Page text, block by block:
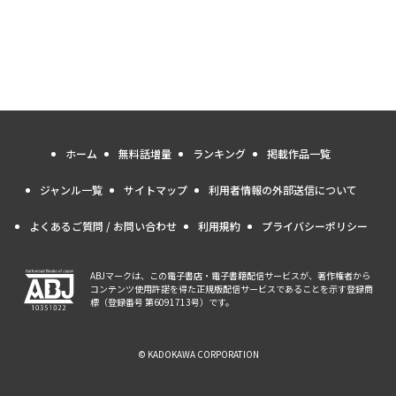
ホーム 無料話増量 ランキング 掲載作品一覧
ジャンル一覧 サイトマップ 利用者情報の外部送信について
よくあるご質問 / お問い合わせ 利用規約 プライバシーポリシー
ABJマークは、この電子書店・電子書籍配信サービスが、著作権者から
コンテンツ使用許諾を得た正規版配信サービスであることを示す登録商
標（登録番号 第6091713号）です。
© KADOKAWA CORPORATION